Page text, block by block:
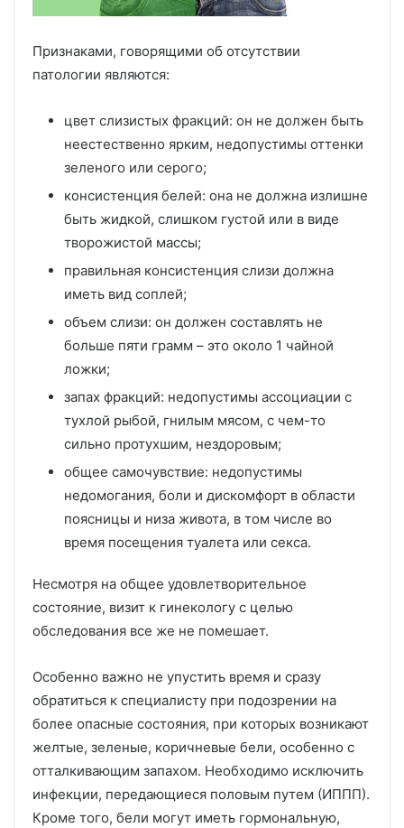
Признаками, говорящими об отсутствии
патологии являются:
цвет слизистых фракций: он не должен быть
неестественно ярким, недопустимы оттенки
зеленого или серого;
консистенция белей: она не должна излишне
быть жидкой, слишком густой или в виде
творожистой массы;
правильная консистенция слизи должна
иметь вид соплей;
объем слизи: он должен составлять не
больше пяти грамм – это около 1 чайной
ложки;
запах фракций: недопустимы ассоциации с
тухлой рыбой, гнилым мясом, с чем-то
сильно протухшим, нездоровым;
общее самочувствие: недопустимы
недомогания, боли и дискомфорт в области
поясницы и низа живота, в том числе во
время посещения туалета или секса.
Несмотря на общее удовлетворительное
состояние, визит к гинекологу с целью
обследования все же не помешает.
Особенно важно не упустить время и сразу
обратиться к специалисту при подозрении на
более опасные состояния, при которых возникают
желтые, зеленые, коричневые бели, особенно с
отталкивающим запахом. Необходимо исключить
инфекции, передающиеся половым путем (ИППП).
Кроме того, бели могут иметь гормональную,